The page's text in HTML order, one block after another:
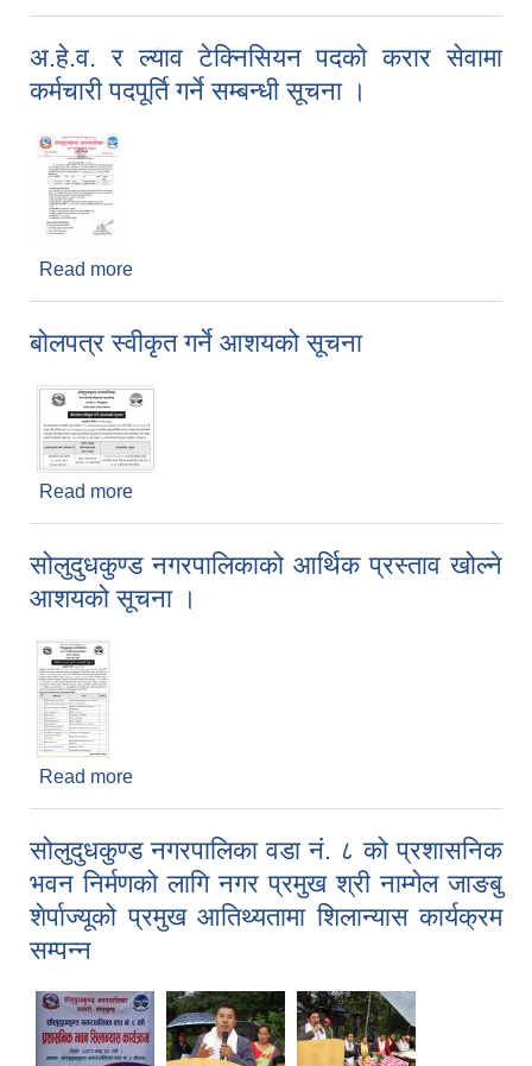
अ.हे.व. र ल्याव टेक्निसियन पदको करार सेवामा
कर्मचारी पदपूर्ति गर्ने सम्बन्धी सूचना ।
Read more
बोलपत्र स्वीकृत गर्ने आशयको सूचना
Read more
सोलुदुधकुण्ड नगरपालिकाको आर्थिक प्रस्ताव खोल्ने
आशयको सूचना ।
Read more
सोलुदुधकुण्ड नगरपालिका वडा नं. ८ को प्रशासनिक
भवन निर्मणको लागि नगर प्रमुख श्री नाम्गेल जाङबु
शेर्पाज्यूको प्रमुख आतिथ्यतामा शिलान्यास कार्यक्रम
सम्पन्न